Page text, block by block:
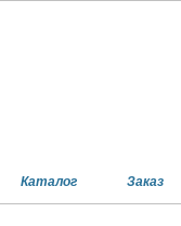
Заказ
Каталог